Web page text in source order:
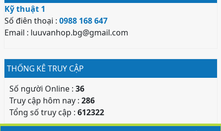
Kỹ thuật 1
Số điên thoại : 0988 168 647
Email : luuvanhop.bg@gmail.com
THỐNG KÊ TRUY CẬP
Số người Online : 36
Truy cập hôm nay : 286
Tổng số truy cập : 612322